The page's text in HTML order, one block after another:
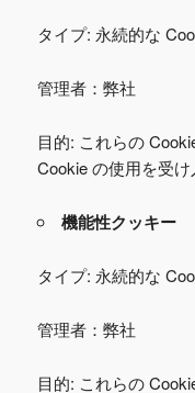
タイプ: 永続的な
管理者：弊社
目的: これらの
Cookie の使用を受け
機能性クッキー
タイプ: 永続的な
管理者：弊社
目的: これらの